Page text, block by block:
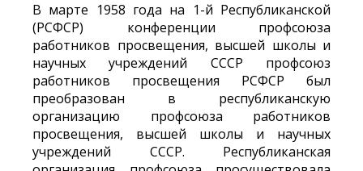
В марте 1958 года на 1-й Республиканской
(РСФСР) конференции профсоюза
работников просвещения, высшей школы и
научных учреждений СССР профсоюз
работников просвещения РСФСР был
преобразован в республиканскую
организацию профсоюза работников
просвещения, высшей школы и научных
учреждений СССР. Республиканская